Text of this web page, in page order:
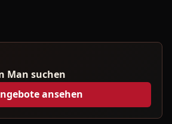
Man suchen
ansehen